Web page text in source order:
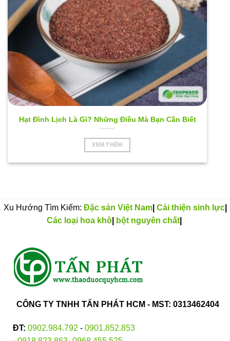
Hạt Đình Lịch Là Gì? Những Điều Mà Bạn Cần Biết
XEM THÊM
Xu Hướng Tìm Kiếm: Đặc sản Việt Nam| Cải thiện sinh lực|
Các loại hoa khô| bột nguyên chất|
CÔNG TY TNHH TẤN PHÁT HCM - MST: 0313462404
ĐT: 0902.984.792 - 0901.852.853